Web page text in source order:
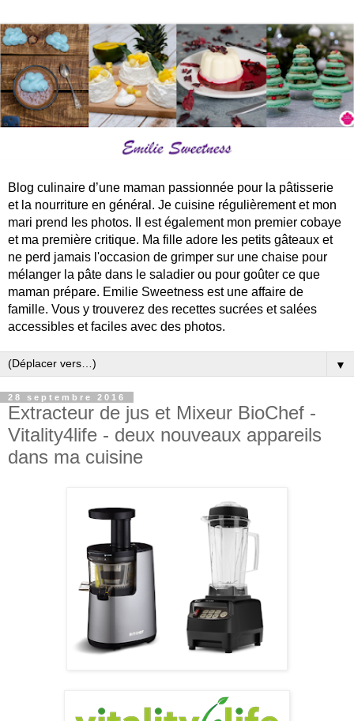
Blog culinaire d’une maman passionnée pour la pâtisserie
et la nourriture en général. Je cuisine régulièrement et mon
mari prend les photos. Il est également mon premier cobaye
et ma première critique. Ma fille adore les petits gâteaux et
ne perd jamais l'occasion de grimper sur une chaise pour
mélanger la pâte dans le saladier ou pour goûter ce que
maman prépare. Emilie Sweetness est une affaire de
famille. Vous y trouverez des recettes sucrées et salées
accessibles et faciles avec des photos.
▼
28 septembre 2016
Extracteur de jus et Mixeur BioChef -
Vitality4life - deux nouveaux appareils
dans ma cuisine